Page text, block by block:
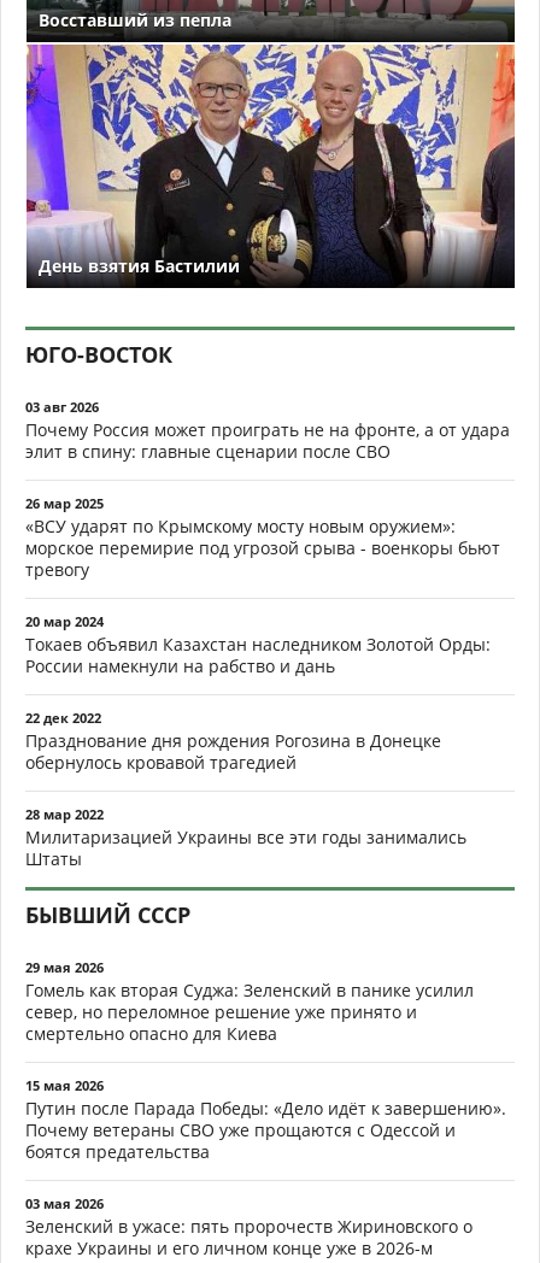
Восставший из пепла
День взятия Бастилии
ЮГО-ВОСТОК
03 авг 2026
Почему Россия может проиграть не на фронте, а от удара
элит в спину: главные сценарии после СВО
26 мар 2025
«ВСУ ударят по Крымскому мосту новым оружием»:
морское перемирие под угрозой срыва - военкоры бьют
тревогу
20 мар 2024
Токаев объявил Казахстан наследником Золотой Орды:
России намекнули на рабство и дань
22 дек 2022
Празднование дня рождения Рогозина в Донецке
обернулось кровавой трагедией
28 мар 2022
Милитаризацией Украины все эти годы занимались
Штаты
БЫВШИЙ СССР
29 мая 2026
Гомель как вторая Суджа: Зеленский в панике усилил
север, но переломное решение уже принято и
смертельно опасно для Киева
15 мая 2026
Путин после Парада Победы: «Дело идёт к завершению».
Почему ветераны СВО уже прощаются с Одессой и
боятся предательства
03 мая 2026
Зеленский в ужасе: пять пророчеств Жириновского о
крахе Украины и его личном конце уже в 2026-м